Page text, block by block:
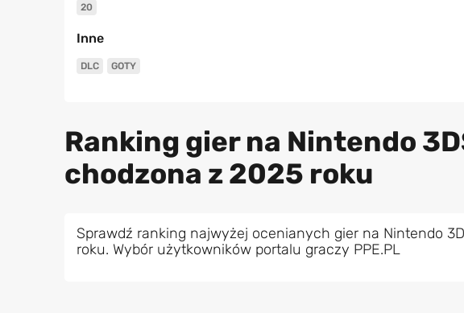
20
Inne
DLC GOTY
Ranking gier na Nintendo
chodzona z 2025 roku
Sprawdź ranking najwyżej ocenianych gier na Nintendo
roku. Wybór użytkowników portalu graczy PPE.PL